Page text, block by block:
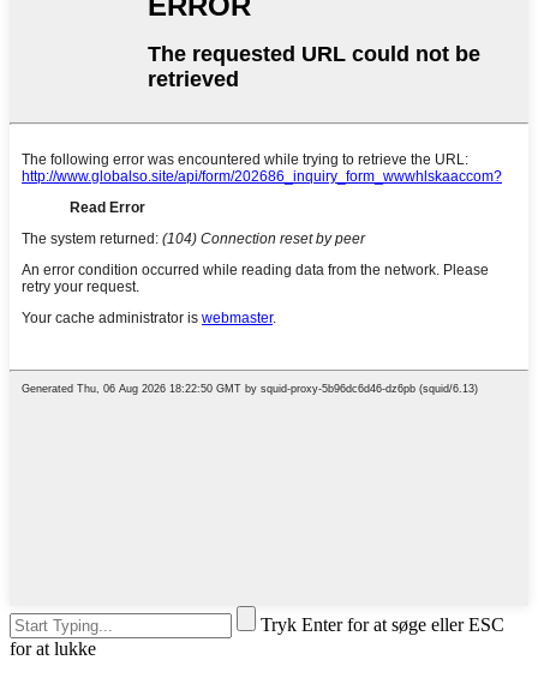
Tryk Enter for at søge eller ESC
for at lukke